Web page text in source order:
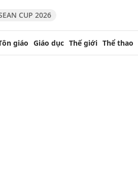
CUP 2026
giáo Giáo dục Thế giới Thể thao